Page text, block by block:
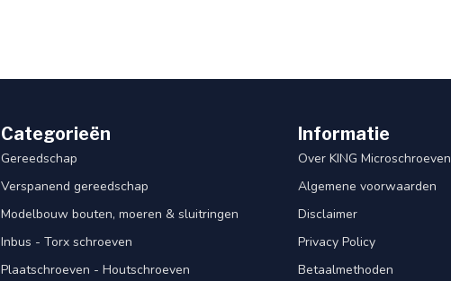
Categorieën
Gereedschap
Verspanend gereedschap
Modelbouw bouten, moeren & sluitringen
Inbus - Torx schroeven
Plaatschroeven - Houtschroeven
Informatie
Over KING Microschroeven
Algemene voorwaarden
Disclaimer
Privacy Policy
Betaalmethoden